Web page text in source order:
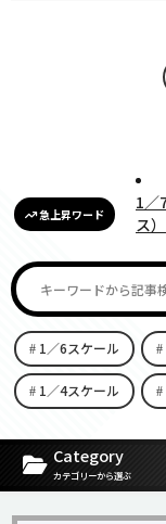
急上昇ワード
1／
ス）
1／6スケール
1／4スケール
[carousel-
Category
カテゴリーから選ぶ